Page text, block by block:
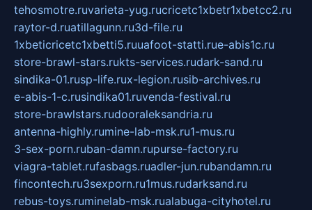
tehosmotre.ruvarieta-yug.rucricetc1xbetr1xbetcc2.ru
raytor-d.ruatillagunn.ru3d-file.ru
1xbeticricetc1xbetti5.ruuafoot-statti.rue-abis1c.ru
store-brawl-stars.rukts-services.rudark-sand.ru
sindika-01.rusp-life.rux-legion.rusib-archives.ru
e-abis-1-c.rusindika01.ruvenda-festival.ru
store-brawlstars.rudooraleksandria.ru
antenna-highly.rumine-lab-msk.ru1-mus.ru
3-sex-porn.ruban-damn.rupurse-factory.ru
viagra-tablet.rufasbags.ruadler-jun.rubandamn.ru
fincontech.ru3sexporn.ru1mus.rudarksand.ru
rebus-toys.ruminelab-msk.rualabuga-cityhotel.ru